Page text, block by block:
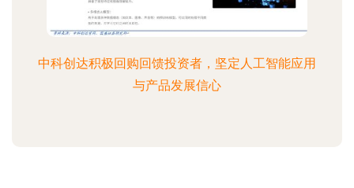
中科创达积极回购回馈投资者，坚定人工智能应用
与产品发展信心